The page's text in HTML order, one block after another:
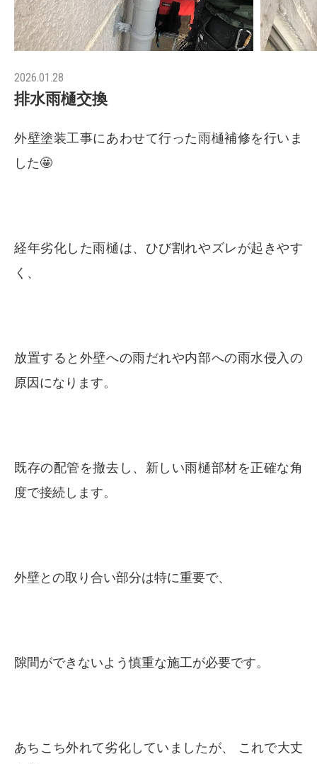
2026.01.28
排水雨樋交換
外壁塗装工事にあわせて行った雨樋補修を行いま
した🤩
経年劣化した雨樋は、ひび割れやズレが起きやす
く、
放置すると外壁への雨だれや内部への雨水侵入の
原因になります。
既存の配管を撤去し、新しい雨樋部材を正確な角
度で接続します。
外壁との取り合い部分は特に重要で、
隙間ができないよう慎重な施工が必要です。
あちこち外れて劣化していましたが、 これで大丈